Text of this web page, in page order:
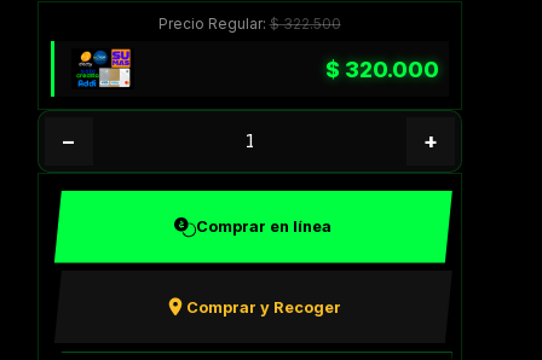
Precio Regular:$322.500
$ 320.000
− +
Comprar en línea
Comprar y Recoger